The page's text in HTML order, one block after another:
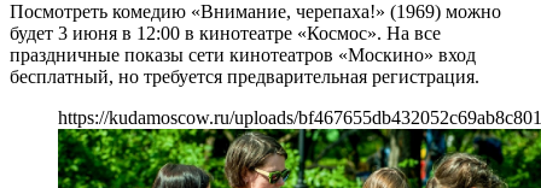
Посмотреть комедию «Внимание, черепаха!» (1969) можно
будет 3 июня в 12:00 в кинотеатре «Космос». На все
праздничные показы сети кинотеатров «Москино» вход
бесплатный, но требуется предварительная регистрация.
https://kudamoscow.ru/uploads/